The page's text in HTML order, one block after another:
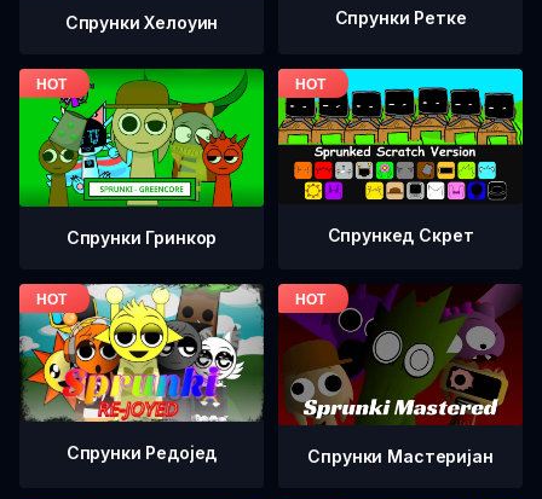
Спрунки Хелоуин Спрунки Ретке
Спрунки Гринкор Спрункед Скрет
Спрунки Редоjед Спрунки Мастеријан